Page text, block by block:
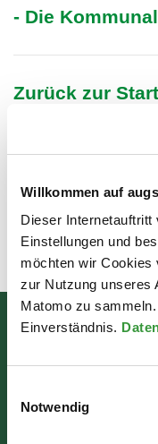
Willkommen auf
Dieser
Einstellungen und
möchten wir
zur Nutzung unseres
Matomo zu
Einverständnis.
Notwendig
- Die
Zurück zur
Fotografin Ruth
Zuletzt aktualisiert am:
Bürgerinformation
86150 Augsburg